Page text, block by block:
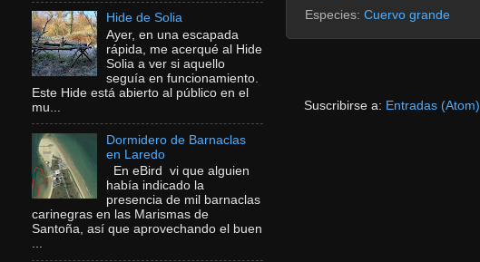
Especies: Cuervo grande
Suscribirse a: Entradas (Atom)
Hide de Solia
Ayer, en una escapada
rápida, me acerqué al Hide
Solia a ver si aquello
seguía en funcionamiento.
Este Hide está abierto al público en el
mu...
Dormidero de Barnaclas
en Laredo
En eBird vi que alguien
había indicado la
presencia de mil barnaclas
carinegras en las Marismas de
Santoña, así que aprovechando el buen
...